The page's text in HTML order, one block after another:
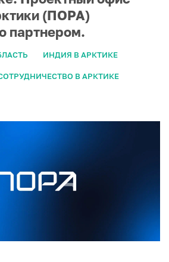
(ПОРА)
партнером.
ИНДИЯ В АРКТИКЕ
В АРКТИКЕ